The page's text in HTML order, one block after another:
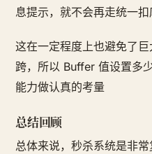
息提示，就不会再走统一扣
这在一定程度上也避免了
跨，所以 Buffer 值设置多
能力做认真的考量
总结回顾
总体来说，秒杀系统是非